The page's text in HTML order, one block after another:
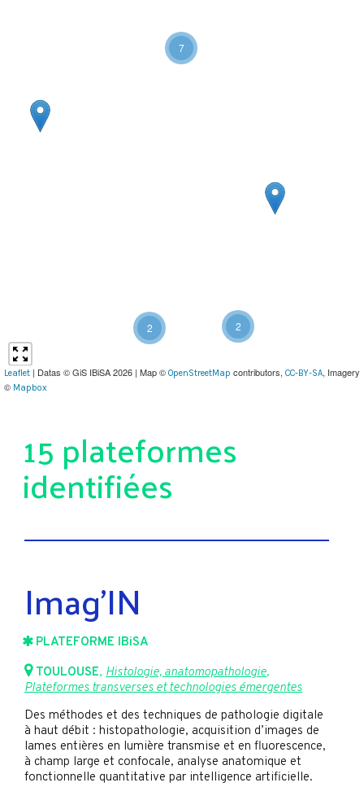
2 2
7
Leaflet | Datas © GiS IBiSA 2026 | Map © OpenStreetMap contributors, CC-BY-SA, Imagery
© Mapbox
15 plateformes
identifiées
Imag’IN
PLATEFORME IBiSA
TOULOUSE, Histologie, anatomopathologie,
Plateformes transverses et technologies émergentes
Des méthodes et des techniques de pathologie digitale
à haut débit : histopathologie, acquisition d’images de
lames entières en lumière transmise et en fluorescence,
à champ large et confocale, analyse anatomique et
fonctionnelle quantitative par intelligence artificielle.